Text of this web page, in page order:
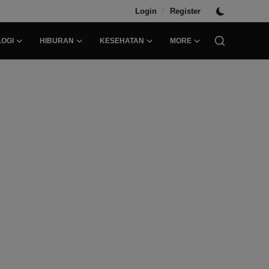
Login / Register
HIBURAN KESEHATAN MORE